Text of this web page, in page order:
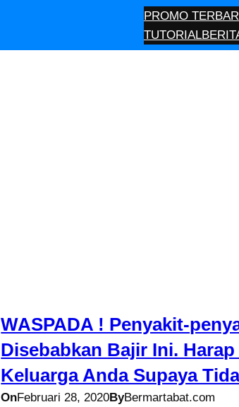
PROMO
TUTORIAL
WASPADA ! Penyakit-
Disebabkan Bajir Ini.
Keluarga Anda Supaya
OnFebruari 28, 2020ByBermartabat.com